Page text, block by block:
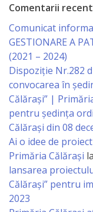
Proiecte
de
decizii
Deciziile
Consiliul
de
tineret
Comentarii
Comunicat
GESTIONARE A
(2021 – 2024)
Dispoziție Nr.282
convocarea în
Călărași” |
pentru ședința
Călărași din 08
Ai o idee de
Primăria Călărași la
lansarea
Călărași” pentru
2023